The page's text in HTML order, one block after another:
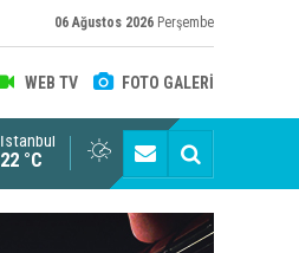
06 Ağustos 2026 Perşembe
WEB TV FOTO GALERİ
İstanbul
22 °C